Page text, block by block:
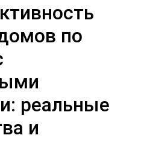
по
реальные
и